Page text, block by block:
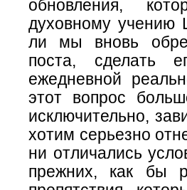
обновления,
духовному
ли мы вновь
поста, сделать
ежедневной
этот вопрос
исключительно,
хотим серьезно
ни отличались
прежних, как бы